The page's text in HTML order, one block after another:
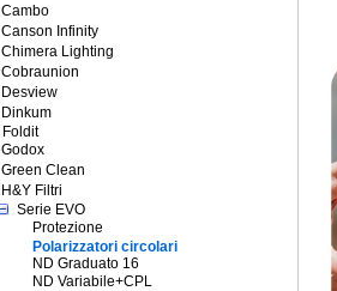
Cambo
Canson Infinity
Chimera Lighting
Cobraunion
Desview
Dinkum
Foldit
Godox
Green Clean
H&Y Filtri
Serie EVO
Protezione
Polarizzatori circolari
ND Graduato 16
ND Variabile+CPL